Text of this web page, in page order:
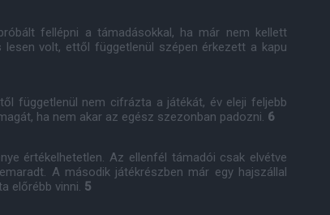
fellépni a támadásokkal, ha már nem kellett
volt, ettől függetlenül szépen érkezett a kapu
függetlenül nem cifrázta a játékát, év eleji feljebb
ha nem akar az egész szezonban padozni. 6
értékelhetetlen. Az ellenfél támadói csak elvétve
A második játékrészben már egy hajszállal
előrébb vinni. 5